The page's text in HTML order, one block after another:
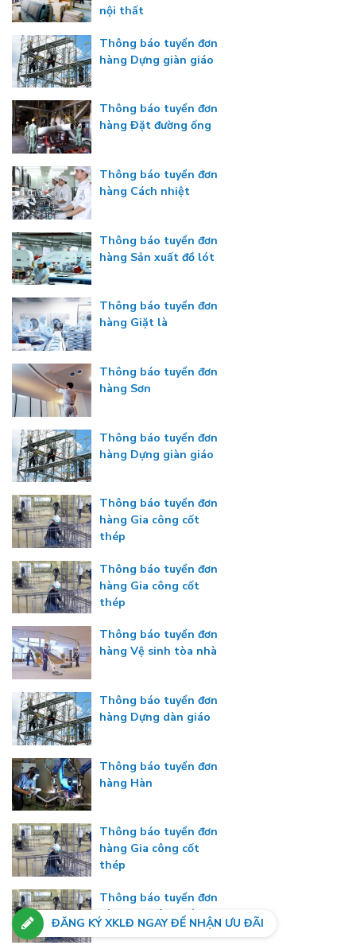
nội thất
Thông báo tuyển đơn
hàng Dựng giàn giáo
Thông báo tuyển đơn
hàng Đặt đường ống
Thông báo tuyển đơn
hàng Cách nhiệt
Thông báo tuyển đơn
hàng Sản xuất đồ lót
Thông báo tuyển đơn
hàng Giặt là
Thông báo tuyển đơn
hàng Sơn
Thông báo tuyển đơn
hàng Dựng giàn giáo
Thông báo tuyển đơn
hàng Gia công cốt
thép
Thông báo tuyển đơn
hàng Gia công cốt
thép
Thông báo tuyển đơn
hàng Vệ sinh tòa nhà
Thông báo tuyển đơn
hàng Dựng dàn giáo
Thông báo tuyển đơn
hàng Hàn
Thông báo tuyển đơn
hàng Gia công cốt
thép
Thông báo tuyển đơn
hàng Gia công cốt
thép
ĐĂNG KÝ XKLĐ NGAY ĐỂ NHẬN ƯU ĐÃI